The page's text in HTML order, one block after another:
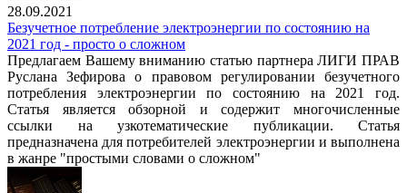
28.09.2021
Безучетное потребление электроэнергии по состоянию на
2021 год - просто о сложном
Предлагаем Вашему вниманию статью партнера ЛИГИ ПРАВ
Руслана Зефирова о правовом регулировании безучетного
потребления электроэнергии по состоянию на 2021 год.
Статья является обзорной и содержит многочисленные
ссылки на узкотематические публикации. Статья
предназначена для потребителей электроэнергии и выполнена
в жанре "простыми словами о сложном"